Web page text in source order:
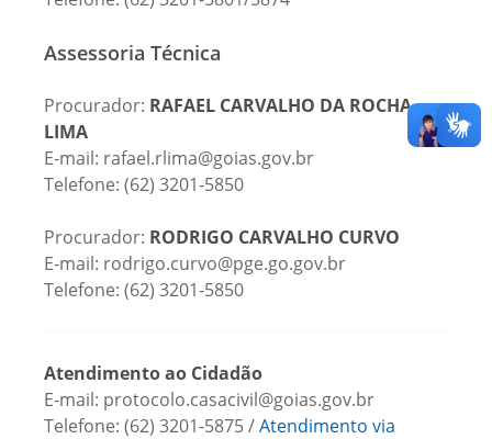
Assessoria Técnica
Procurador: RAFAEL CARVALHO DA ROCHA
LIMA
E-mail: rafael.rlima@goias.gov.br
Telefone: (62) 3201-5850
Procurador: RODRIGO CARVALHO CURVO
E-mail: rodrigo.curvo@pge.go.gov.br
Telefone: (62) 3201-5850
Atendimento ao Cidadão
E-mail: protocolo.casacivil@goias.gov.br
Telefone: (62) 3201-5875 /Atendimento via